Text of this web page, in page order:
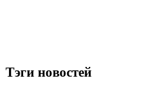
Тэги новостей